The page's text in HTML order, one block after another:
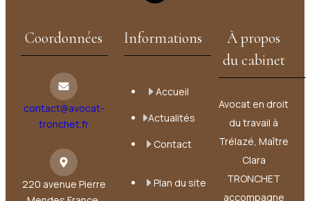
Coordonnées
contact@avocat-
tronchet.fr
220 avenue Pierre
Informations
Accueil
Actualités
Contact
Plan du site
À propos
du cabinet
Avocat en droit
du travail à
Trélazé, Maître
Clara
TRONCHET
accompagne